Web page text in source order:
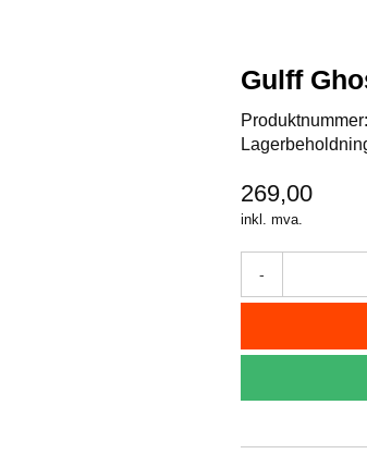
Gulff
Produktnummer:
269,00
inkl. mva.
-